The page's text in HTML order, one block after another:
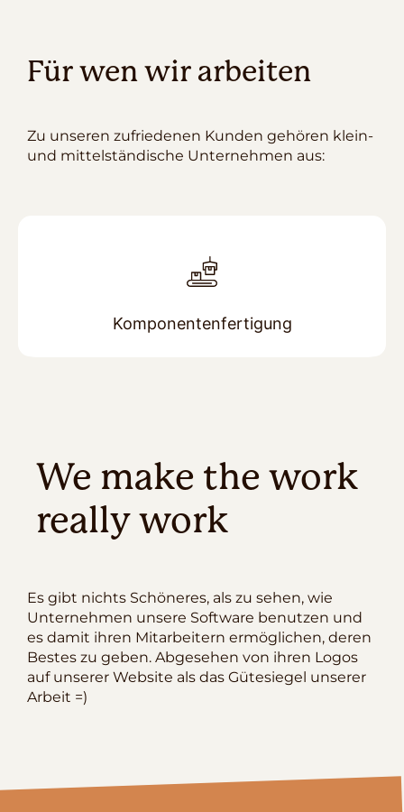
Für wen wir arbeiten
Zu unseren zufriedenen Kunden gehören klein-
und mittelständische Unternehmen aus:
Medizintechnik
We make the work
really work
Es gibt nichts Schöneres, als zu sehen, wie
Unternehmen unsere Software benutzen und
es damit ihren Mitarbeitern ermöglichen, deren
Bestes zu geben. Abgesehen von ihren Logos
auf unserer Website als das Gütesiegel unserer
Arbeit =)